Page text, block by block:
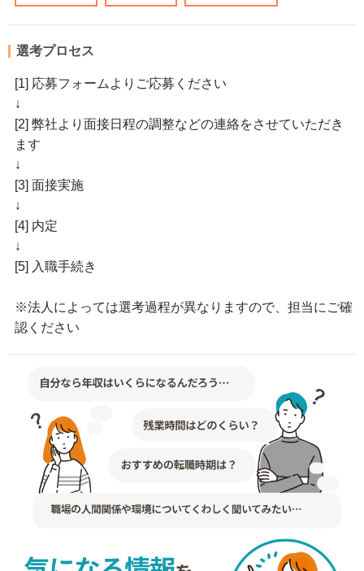
選考プロセス
[1] 応募フォームよりご応募ください
↓
[2] 弊社より面接日程の調整などの連絡をさせていただき
ます
↓
[3] 面接実施
↓
[4] 内定
↓
[5] 入職手続き
※法人によっては選考過程が異なりますので、担当にご確
認ください